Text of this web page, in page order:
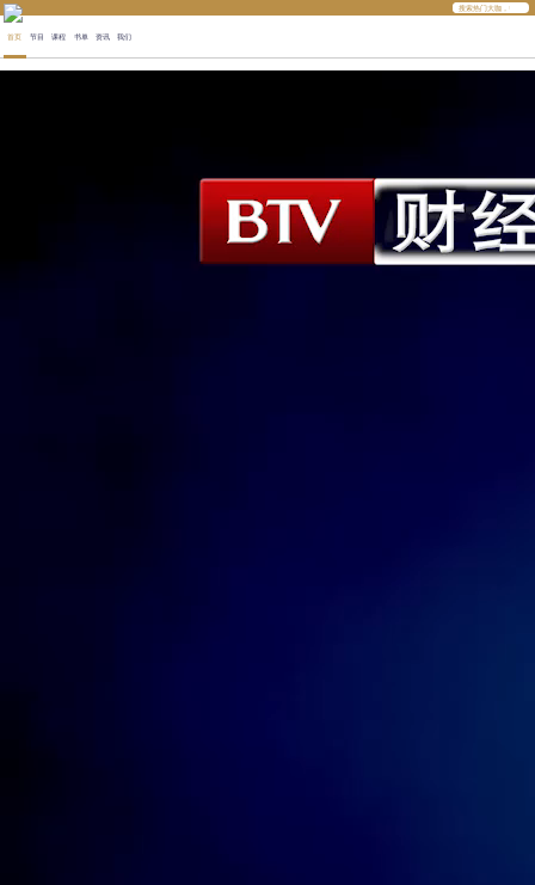
首页 节目 课程 书单 资讯 我们